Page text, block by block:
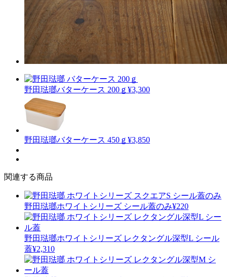
野田琺瑯バターケース 200ｇ ¥3,300
野田琺瑯バターケース 450ｇ ¥3,850
関連する商品
野田琺瑯ホワイトシリーズ シール蓋のみ¥220
野田琺瑯ホワイトシリーズ レクタングル深型L シール
蓋¥2,310